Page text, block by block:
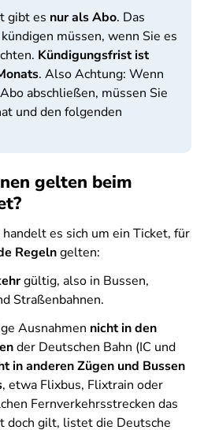
gibt es nur als Abo. Das
müssen, wenn Sie es
Kündigungsfrist ist
. Also Achtung: Wenn
abschließen, müssen Sie
und den folgenden
gelten beim
es sich um ein Ticket, für
Regelngelten:
gültig, also in Bussen,
Straßenbahnen.
Ausnahmen nicht in den
der Deutschen Bahn (IC und
in anderen Zügen und Bussen
, etwa Flixbus, Flixtrain oder
Fernverkehrsstrecken das
doch gilt, listet die Deutsche